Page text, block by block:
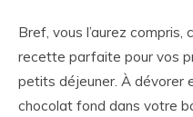
Bref, vous l’aurez compris,
recette parfaite pour vos
petits déjeuner. À dévorer
chocolat fond dans votre